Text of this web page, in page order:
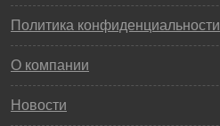
Политика конфиденциальности
О компании
Новости